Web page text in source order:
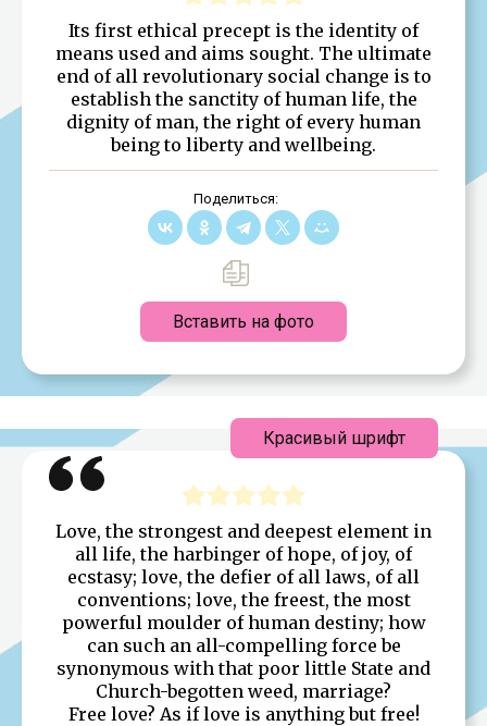
Its first ethical precept is the identity of
means used and aims sought. The ultimate
end of all revolutionary social change is to
establish the sanctity of human life, the
dignity of man, the right of every human
being to liberty and wellbeing.
Поделиться:
Вставить на фото
Love, the strongest and deepest element in
all life, the harbinger of hope, of joy, of
ecstasy; love, the defier of all laws, of all
conventions; love, the freest, the most
powerful moulder of human destiny; how
can such an all-compelling force be
synonymous with that poor little State and
Church-begotten weed, marriage?
Free love? As if love is anything but free!
Красивый шрифт